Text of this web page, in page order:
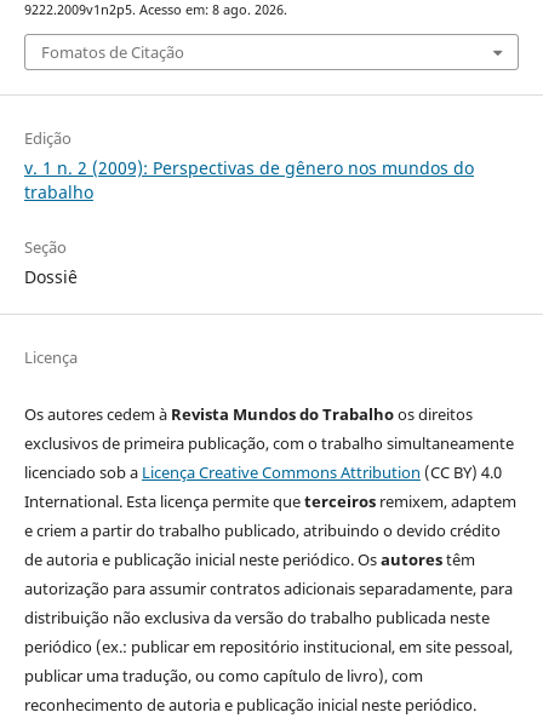
9222.2009v1n2p5. Acesso em: 8 ago. 2026.
Fomatos de Citação
Edição
v. 1 n. 2 (2009): Perspectivas de gênero nos mundos do
trabalho
Seção
Dossiê
Licença
Os autores cedem à Revista Mundos do Trabalhoos direitos
exclusivos de primeira publicação, com o trabalho simultaneamente
licenciado sob a Licença Creative Commons Attribution (CC BY) 4.0
International. Esta licença permite queterceirosremixem, adaptem
e criem a partir do trabalho publicado, atribuindo o devido crédito
de autoria e publicação inicial neste periódico. Osautorestêm
autorização para assumir contratos adicionais separadamente, para
distribuição não exclusiva da versão do trabalho publicada neste
periódico (ex.: publicar em repositório institucional, em site pessoal,
publicar uma tradução, ou como capítulo de livro), com
reconhecimento de autoria e publicação inicial neste periódico.